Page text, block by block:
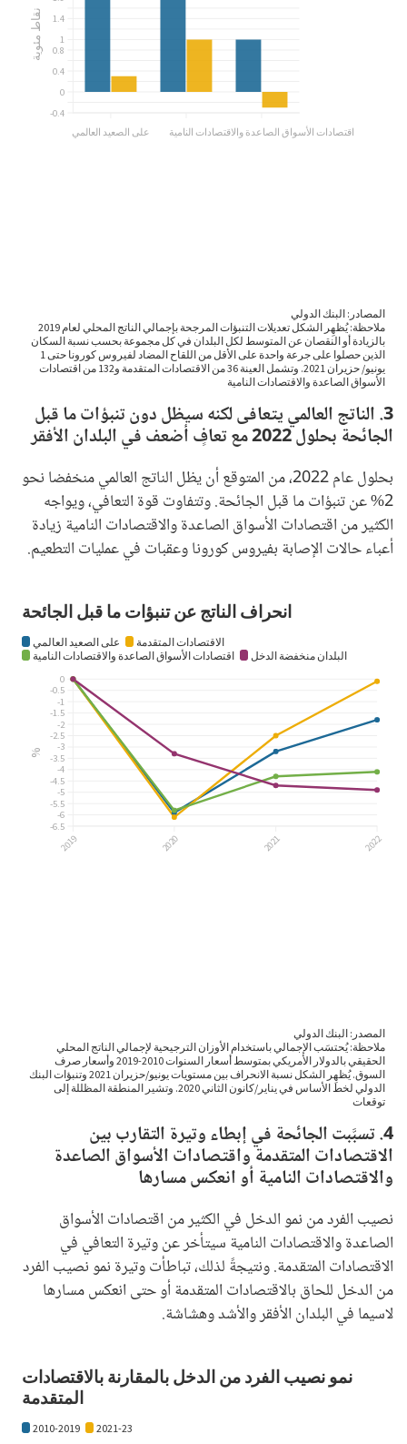
3. الناتج العالمي يتعافى لكنه سيظل دون تنبؤات ما قبل
الجائحة بحلول 2022 مع تعافٍ أضعف في البلدان الأفقر
بحلول عام 2022، من المتوقع أن يظل الناتج العالمي منخفضا نحو
2% عن تنبؤات ما قبل الجائحة. وتتفاوت قوة التعافي، ويواجه
الكثير من اقتصادات الأسواق الصاعدة والاقتصادات النامية زيادة
أعباء حالات الإصابة بفيروس كورونا وعقبات في عمليات التطعيم.
4. تسبَّبت الجائحة في إبطاء وتيرة التقارب بين
الاقتصادات المتقدمة واقتصادات الأسواق الصاعدة
والاقتصادات النامية أو انعكس مسارها
نصيب الفرد من نمو الدخل في الكثير من اقتصادات الأسواق
الصاعدة والاقتصادات النامية سيتأخر عن وتيرة التعافي في
الاقتصادات المتقدمة. ونتيجةً لذلك، تباطأت وتيرة نمو نصيب الفرد
من الدخل للحاق بالاقتصادات المتقدمة أو حتى انعكس مسارها
لاسيما في البلدان الأفقر والأشد وهشاشة.